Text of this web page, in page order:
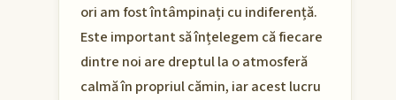
ori am fost întâmpinați cu indiferență.
Este important să înțelegem că fiecare
dintre noi are dreptul la o atmosferă
calmă în propriul cămin, iar acest lucru